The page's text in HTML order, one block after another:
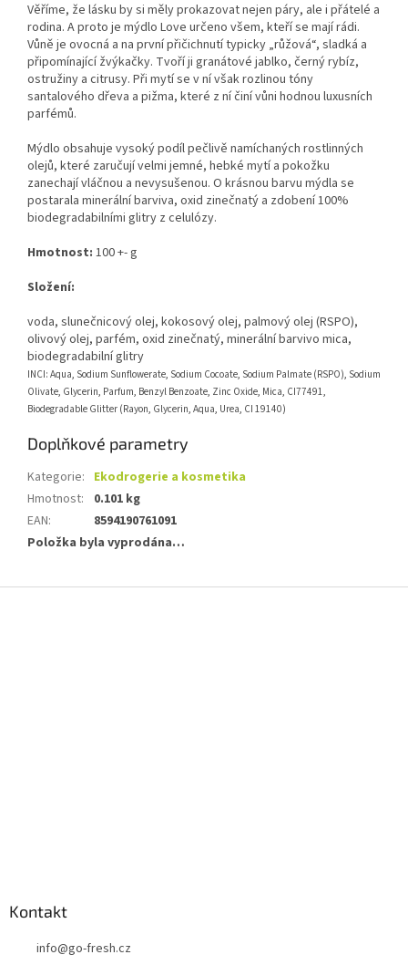
Věříme, že lásku by si měly prokazovat nejen páry, ale i přátelé a
rodina. A proto je mýdlo Love určeno všem, kteří se mají rádi.
Vůně je ovocná a na první přičichnutí typicky „růžová“, sladká a
připomínající žvýkačky. Tvoří ji granátové jablko, černý rybíz,
ostružiny a citrusy. Při mytí se v ní však rozlinou tóny
santalového dřeva a pižma, které z ní činí vůni hodnou luxusních
parfémů.
Mýdlo obsahuje vysoký podíl pečlivě namíchaných rostlinných
olejů, které zaručují velmi jemné, hebké mytí a pokožku
zanechají vláčnou a nevysušenou. O krásnou barvu mýdla se
postarala minerální barviva, oxid zinečnatý a zdobení 100%
biodegradabilními glitry z celulózy.
Hmotnost: 100 +- g
Složení:
voda, slunečnicový olej, kokosový olej, palmový olej (RSPO),
olivový olej, parfém, oxid zinečnatý, minerální barvivo mica,
biodegradabilní glitry
INCI: Aqua, Sodium Sunflowerate, Sodium Cocoate, Sodium Palmate (RSPO), Sodium
Olivate, Glycerin, Parfum, Benzyl Benzoate, Zinc Oxide, Mica, CI77491,
Biodegradable Glitter (Rayon, Glycerin, Aqua, Urea, CI 19140)
Doplňkové parametry
Kategorie: Ekodrogerie a kosmetika
Hmotnost:
0.101 kg
EAN:
8594190761091
Položka byla vyprodána…
Kontakt
info@go-fresh.cz